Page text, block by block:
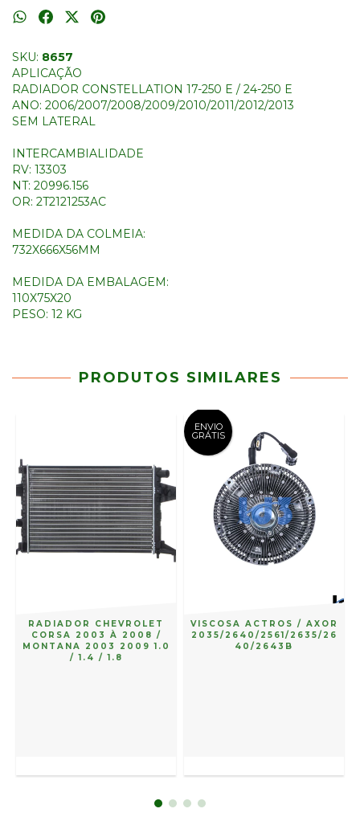
SKU: 8657
APLICAÇÃO
RADIADOR CONSTELLATION 17-250 E / 24-250 E
ANO: 2006/2007/2008/2009/2010/2011/2012/2013
SEM LATERAL
INTERCAMBIALIDADE
RV: 13303
NT: 20996.156
OR: 2T2121253AC
MEDIDA DA COLMEIA:
732X666X56MM
MEDIDA DA EMBALAGEM:
110X75X20
PESO: 12 KG
PRODUTOS SIMILARES
RADIADOR CHEVROLET
CORSA 2003 À 2008 /
MONTANA 2003 2009 1.0
/ 1.4 / 1.8
ENVIO
GRÁTIS
VISCOSA ACTROS / AXOR
2035/2640/2561/2635/26
40/2643B